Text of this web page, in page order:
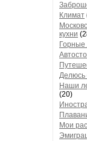
Климат
кухни
Наши
(20)
Мои